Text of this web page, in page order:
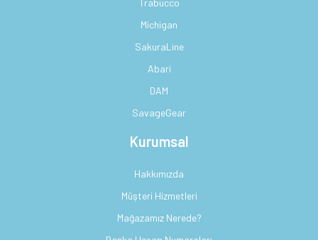
Michigan
SakuraLine
Abari
DAM
SavageGear
Kurumsal
Hakkımızda
Müşteri Hizmetleri
Mağazamız Nerede?